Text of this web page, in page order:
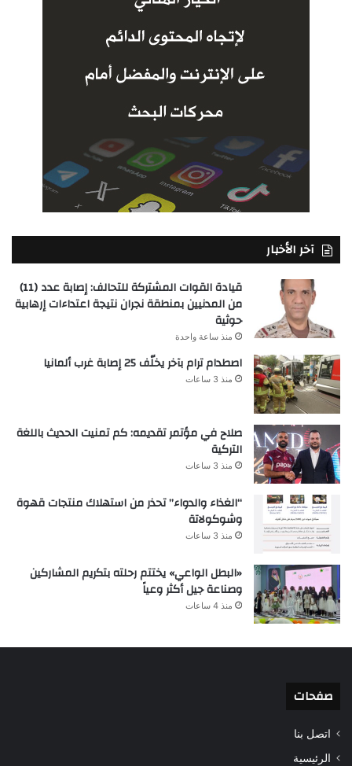
آخر الأخبار
قيادة القوات المشتركة للتحالف: إصابة عدد (11)
من المدنيين بمنطقة نجران نتيجة اعتداءات إرهابية
حوثية
منذ ساعة واحدة
اصطدام ترام بآخر يخلّف 25 إصابة غرب ألمانيا
منذ 3 ساعات
صلاح في مؤتمر تقديمه: كم تمنيت الحديث باللغة
التركية
منذ 3 ساعات
“الغذاء والدواء” تحذر من استهلاك منتجات قهوة
وشوكولاتة
منذ 3 ساعات
«البطل الواعي» يختتم رحلته بتكريم المشاركين
وصناعة جيل أكثر وعياً
منذ 4 ساعات
صفحات
اتصل بنا
الرئيسية